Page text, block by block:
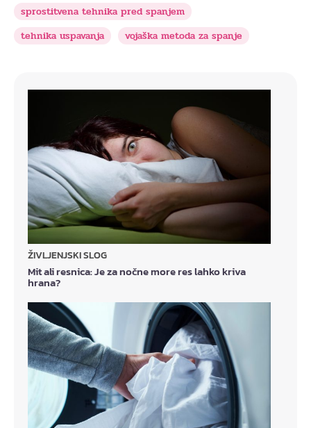
sprostitvena tehnika pred spanjem
tehnika uspavanja
vojaška metoda za spanje
ŽIVLJENJSKI SLOG
Mit ali resnica: Je za nočne more res lahko kriva
hrana?